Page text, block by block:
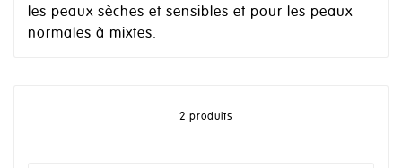
les peaux sèches et sensibles et pour les peaux
normales à mixtes.
2 produits